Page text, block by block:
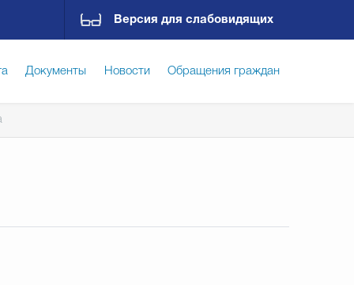
Версия для слабовидящих
Документы Новости Обращения граждан